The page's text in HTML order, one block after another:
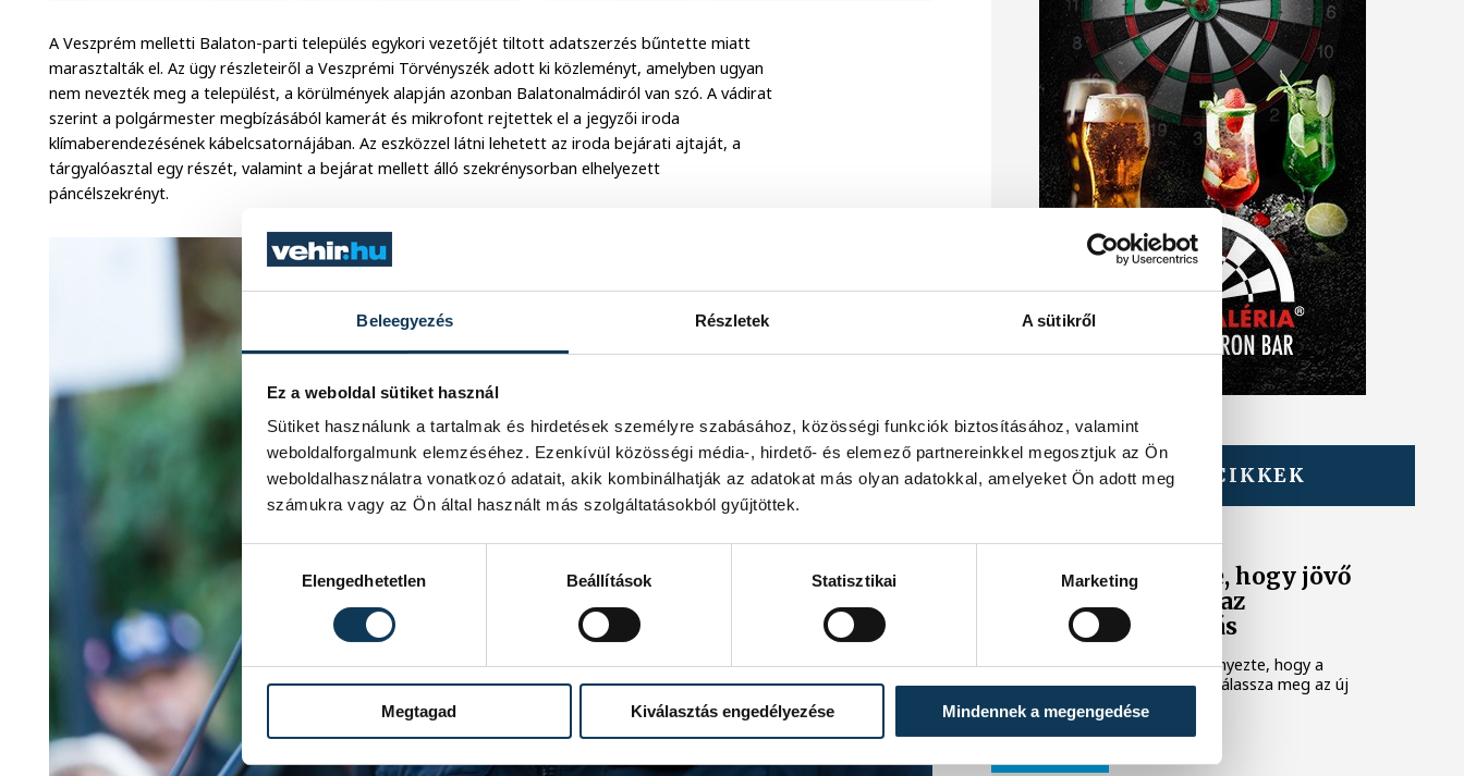
Beleegyezés Részletek A sütikről
Ez a weboldal sütiket használ
Sütiket használunk a tartalmak és hirdetések személyre szabásához, közösségi funkciók biztosításához, valamint
weboldalforgalmunk elemzéséhez. Ezenkívül közösségi média-, hirdető- és elemező partnereinkkel megosztjuk az Ön
weboldalhasználatra vonatkozó adatait, akik kombinálhatják az adatokat más olyan adatokkal, amelyeket Ön adott meg
számukra vagy az Ön által használt más szolgáltatásokból gyűjtöttek.
Hozzájárulás kiválasztása
Elengedhetetlen
Beállítások Statisztikai Marketing
Megtagad Kiválasztás engedélyezése Mindennek a megengedése
A Veszprém melletti Balaton-parti település egykori vezetőjét tiltott adatszerzés bűntette miatt
marasztalták el. Az ügy részleteiről a Veszprémi Törvényszék adott ki közleményt, amelyben ugyan
nem nevezték meg a települést, a körülmények alapján azonban Balatonalmádiról van szó. A vádirat
szerint a polgármester megbízásából kamerát és mikrofont rejtettek el a jegyzői iroda
klímaberendezésének kábelcsatornájában. Az eszközzel látni lehetett az iroda bejárati ajtaját, a
tárgyalóasztal egy részét, valamint a bejárat mellett álló szekrénysorban elhelyezett
páncélszekrényt.
TOVÁBBI CIKKEK
KÖZÉLET
A Tisza-frakció
kezdeményezte, hogy jövő
kedden legyen az
államfőválasztás
A Tisza-frakció kezdeményezte, hogy a
parlament jövő kedden válassza meg az új
köztársasági elnököt.